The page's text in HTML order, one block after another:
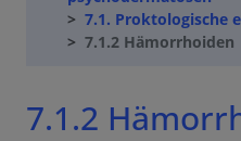
7.1. Proktologische
7.1.2 Hämorrhoiden
7.1.2